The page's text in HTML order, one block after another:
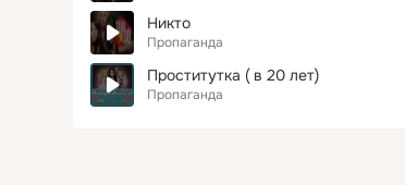
Никто
Пропаганда
Проститутка ( в 20 лет)
Пропаганда